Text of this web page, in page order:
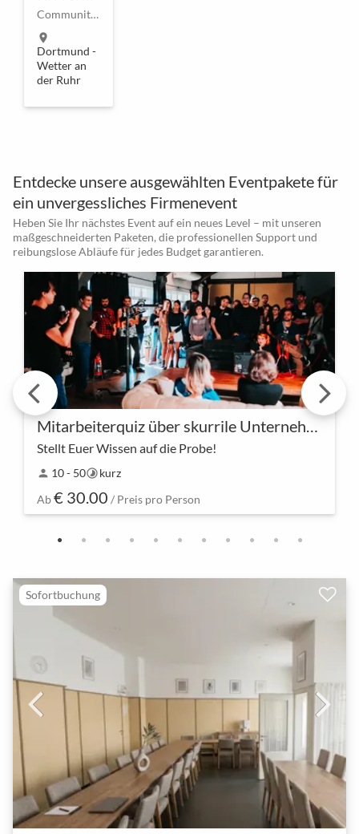
Community, Coworking, Büro, Meetingräume in karibischem Flair
location_on
Dortmund -
Wetter an
der Ruhr
Entdecke unsere ausgewählten Eventpakete für
ein unvergessliches Firmenevent
Heben Sie Ihr nächstes Event auf ein neues Level – mit unseren
maßgeschneiderten Paketen, die professionellen Support und
reibungslose Abläufe für jedes Budget garantieren.
Mitarbeiterquiz über skurrile Unternehmensfakten
Stellt Euer Wissen auf die Probe!
Seid bereit für eine unterhaltsame
Herausforderung! Unser Mitarbeiterquiz über
skurrile Unternehmensfakten ist nicht nur ein Quiz,
sondern ein vergnü…
person 10 - 50timelapsekurz
Ab€ 30.00 / Preis pro Person
Sofortbuchung